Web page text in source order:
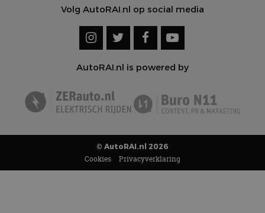
Volg AutoRAI.nl op social media
AutoRAI.nl is powered by
© AutoRAI.nl 2026
Cookies Privacyverklaring